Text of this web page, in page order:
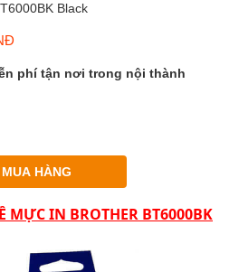
Black
phí tận nơi trong nội thành
MUA HÀNG
MỰC IN BROTHER BT6000BK